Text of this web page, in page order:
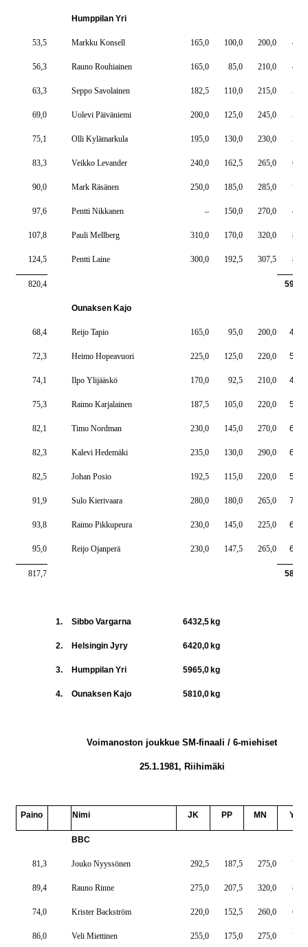
Humppilan Yri
53,5 Markku Konsell 165,0 100,0 200,0
56,3 Rauno Rouhiainen 165,0 85,0 210,0
63,3 Seppo Savolainen 182,5 110,0 215,0
69,0 Uolevi Päiväniemi 200,0 125,0 245,0
75,1 Olli Kylämarkula 195,0 130,0 230,0
83,3 Veikko Levander 240,0 162,5 265,0
90,0 Mark Räsänen 250,0 185,0 285,0
97,6 Pentti Nikkanen – 150,0 270,0
107,8 Pauli Mellberg 310,0 170,0 320,0
124,5 Pentti Laine 300,0 192,5 307,5
820,4
Ounaksen Kajo
68,4 Reijo Tapio 165,0 95,0 200,0
72,3 Heimo Hopeavuori 225,0 125,0 220,0
74,1 Ilpo Ylijääskö 170,0 92,5 210,0
75,3 Raimo Karjalainen 187,5 105,0 220,0
82,1 Timo Nordman 230,0 145,0 270,0
82,3 Kalevi Hedemäki 235,0 130,0 290,0
82,5 Johan Posio 192,5 115,0 220,0
91,9 Sulo Kierivaara 280,0 180,0 265,0
93,8 Raimo Pikkupeura 230,0 145,0 225,0
95,0 Reijo Ojanperä 230,0 147,5 265,0
817,7
1. Sibbo Vargarna 6432,5kg
2. Helsingin Jyry 6420,0kg
3. Humppilan Yri 5965,0kg
4. Ounaksen Kajo 5810,0kg
Voimanoston joukkue SM-finaali / 6-miehiset
25.1.1981, Riihimäki
Paino Nimi JK PP MN YT
BBC
81,3 Jouko Nyyssönen 292,5 187,5 275,0
89,4 Rauno Rinne 275,0 207,5 320,0
74,0 Krister Backström 220,0 152,5 260,0
86,0 Veli Miettinen 255,0 175,0 275,0